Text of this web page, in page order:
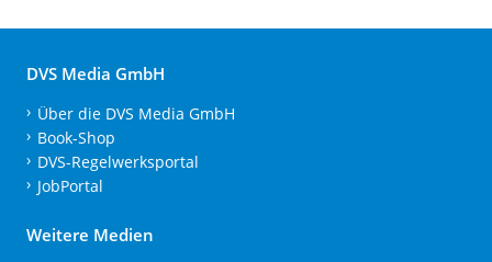
DVS Media GmbH
Über die DVS Media GmbH
Book-Shop
DVS-Regelwerksportal
JobPortal
Weitere Medien